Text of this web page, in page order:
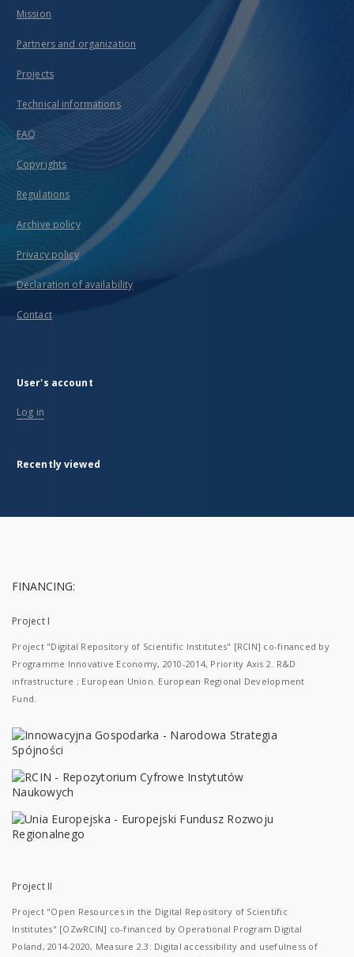
Mission
Partners and organization
Projects
Technical informations
FAQ
Copyrights
Regulations
Archive policy
Privacy policy
Declaration of availability
Contact
User's account
Log in
Recently viewed
FINANCING:
Project I
Project "Digital Repository of Scientific Institutes" [RCIN] co-financed by
Programme Innovative Economy, 2010-2014, Priority Axis 2. R&D
infrastructure ; European Union. European Regional Development
Fund.
Project II
Project "Open Resources in the Digital Repository of Scientific
Institutes" [OZwRCIN] co-financed by Operational Program Digital
Poland, 2014-2020, Measure 2.3: Digital accessibility and usefulness of